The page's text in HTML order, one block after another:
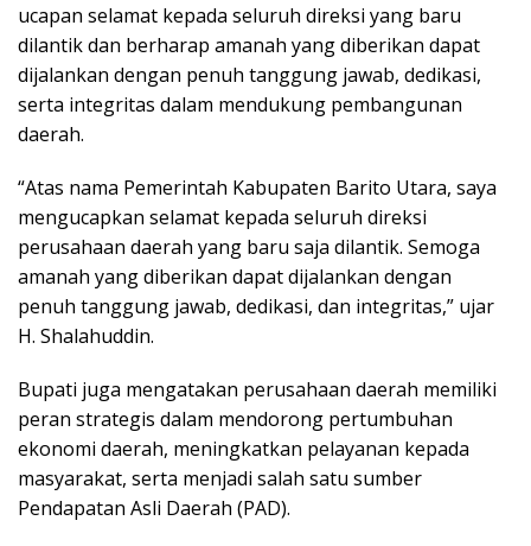
ucapan selamat kepada seluruh direksi yang baru
dilantik dan berharap amanah yang diberikan dapat
dijalankan dengan penuh tanggung jawab, dedikasi,
serta integritas dalam mendukung pembangunan
daerah.
“Atas nama Pemerintah Kabupaten Barito Utara, saya
mengucapkan selamat kepada seluruh direksi
perusahaan daerah yang baru saja dilantik. Semoga
amanah yang diberikan dapat dijalankan dengan
penuh tanggung jawab, dedikasi, dan integritas,” ujar
H. Shalahuddin.
Bupati juga mengatakan perusahaan daerah memiliki
peran strategis dalam mendorong pertumbuhan
ekonomi daerah, meningkatkan pelayanan kepada
masyarakat, serta menjadi salah satu sumber
Pendapatan Asli Daerah (PAD).